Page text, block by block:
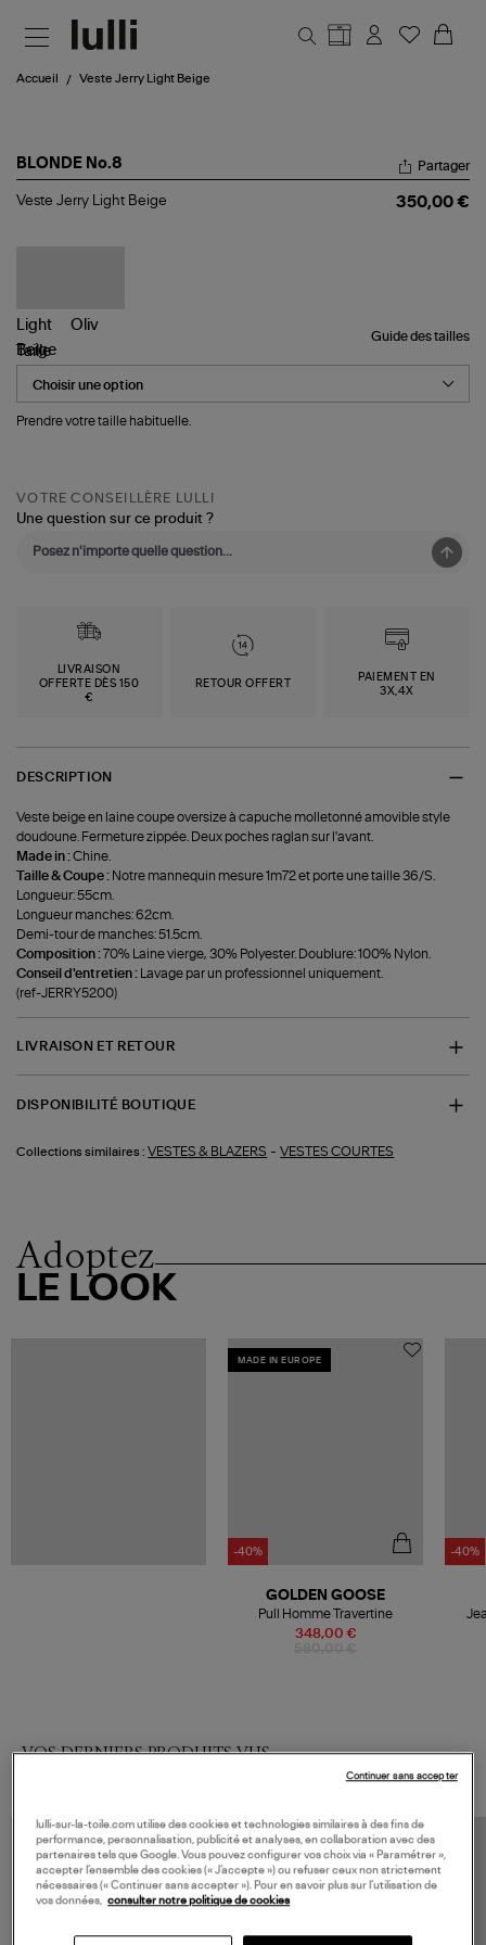
Accueil Veste Jerry Light Beige
BLONDE No.8
Veste
Partager
Veste Jerry Light Beige 350,00 €
Guide des tailles
Taille
Prendre votre taille habituelle.
VOTRE CONSEILLÈRE LULLI
Une question sur ce produit ?
LIVRAISON
OFFERTE DÈS 150
€
RETOUR OFFERT
PAIEMENT EN
3X,4X
DESCRIPTION
Veste beige en laine coupe oversize à capuche molletonné amovible style
doudoune. Fermeture zippée. Deux poches raglan sur l'avant.
Made in :Chine.
Taille & Coupe : Notre mannequin mesure 1m72 et porte une taille 36/S.
Longueur: 55cm.
Longueur manches: 62cm.
Demi-tour de manches: 51.5cm.
Composition :70% Laine vierge, 30% Polyester. Doublure: 100% Nylon.
Conseil d'entretien :
Lavage par un professionnel uniquement.
(ref-JERRY5200)
LIVRAISON ET RETOUR
DISPONIBILITÉ BOUTIQUE
Collections similaires : VESTES & BLAZERS -VESTES COURTES
Adoptez
LE LOOK
MADE IN EUROPE
-40%
348,00 €
GOLDEN GOOSE
Pull Homme Travertine
-40%
VOS DERNIERS PRODUITS VUS
lulli-sur-la-toile.com utilise des cookies et technologies similaires à des fins de
performance, personnalisation, publicité et analyses, en collaboration avec des
partenaires tels que Google. Vous pouvez configurer vos choix via « Paramétrer »,
accepter l’ensemble des cookies (« J’accepte ») ou refuser ceux non strictement
nécessaires (« Continuer sans accepter »). Pour en savoir plus sur l’utilisation de
vos données,
consulter notre politique de cookies
Continuer sans accepter